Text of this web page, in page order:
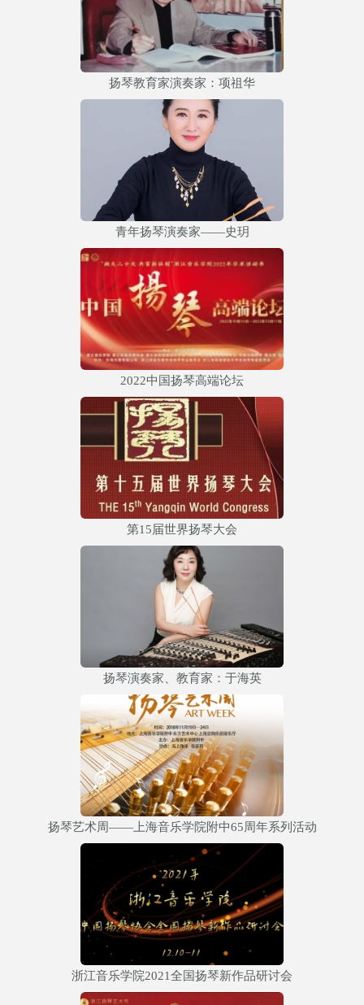
扬琴教育家演奏家：项祖华
青年扬琴演奏家——史玥
2022中国扬琴高端论坛
第15届世界扬琴大会
扬琴演奏家、教育家：于海英
扬琴艺术周——上海音乐学院附中65周年系列活动
浙江音乐学院2021全国扬琴新作品研讨会